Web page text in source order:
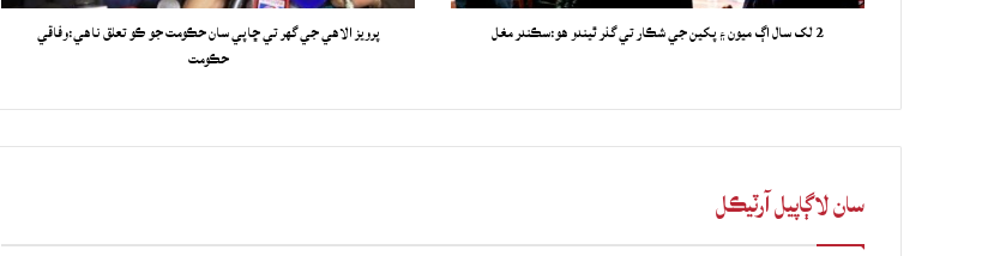
2 لک سال اڳ ميون ۽ پکين جي شڪار تي گذر ٿيندو هو:سڪندر مغل
پرويز الاهي جي گهر تي ڇاپي سان حڪومت جو ڪو تعلق ناهي:وفاقي
حڪومت
سان لاڳاپيل آرٽيڪل